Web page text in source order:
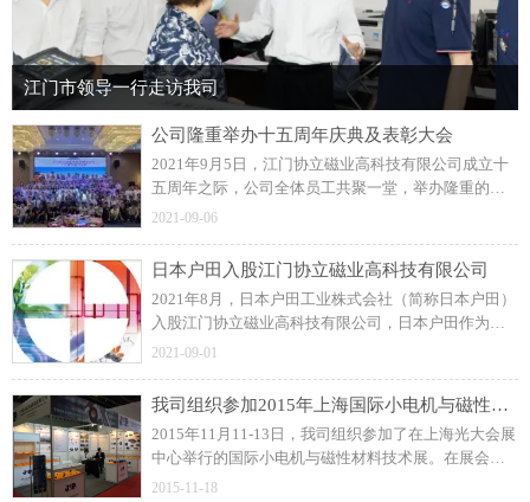
江门市领导一行走访我司
公司隆重举办十五周年庆典及表彰大会
2021年9月5日，江门协立磁业高科技有限公司成立十
五周年之际，公司全体员工共聚一堂，举办隆重的周
年庆典及表彰大会！展望未来，协立公司更加坚定信
2021-09-06
日本户田入股江门协立磁业高科技有限公司
2021年8月，日本户田工业株式会社（简称日本户田）
入股江门协立磁业高科技有限公司，日本户田作为公
司磁粒料的供应商，此前建立了良好的长期合作关
2021-09-01
我司组织参加2015年上海国际小电机与磁性材料技术展
2015年11月11-13日，我司组织参加了在上海光大会展
中心举行的国际小电机与磁性材料技术展。在展会
上，我司与众多国内外汽车零部件、工业控制类和家
2015-11-18